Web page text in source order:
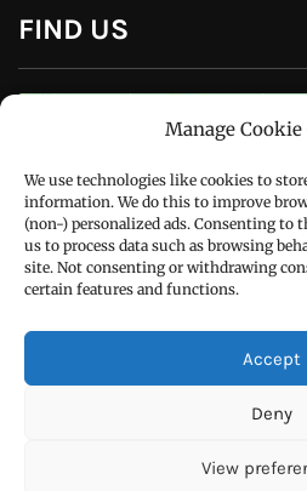
Manage Cookie
We use technologies like cookies to
information. We do this to improve
(non-) personalized ads. Consenting to
us to process data such as browsing
site. Not consenting or withdrawing
certain features and functions.
Accept
Deny
View
CONTACT US
Call : +91-94172-62777
Email :